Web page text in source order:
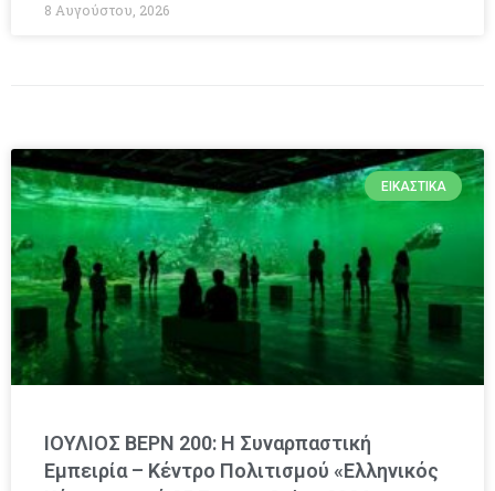
8 Αυγούστου, 2026
ΕΙΚΑΣΤΙΚΆ
ΙΟΥΛΙΟΣ ΒΕΡΝ 200: Η Συναρπαστική
Εμπειρία – Κέντρο Πολιτισμού «Ελληνικός